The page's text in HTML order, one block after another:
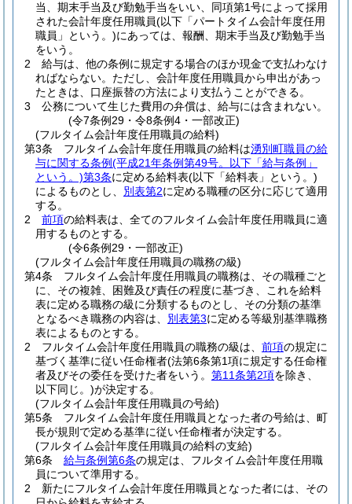
当、期末手当及び勤勉手当をいい、同項第1号によって採用
された会計年度任用職員(以下「パートタイム会計年度任用
職員」という。)にあっては、報酬、期末手当及び勤勉手当
をいう。
2
給与は、他の条例に規定する場合のほか現金で支払わなけ
ればならない。 ただし、会計年度任用職員から申出があっ
たときは、口座振替の方法により支払うことができる。
3
公務について生じた費用の弁償は、給与には含まれない。
(令7条例29・令8条例4・一部改正)
(フルタイム会計年度任用職員の給料)
第3条
フルタイム会計年度任用職員の給料は湧別町職員の給
与に関する条例(平成21年条例第49号。以下「給与条例」
という。)第3条に定める給料表(以下「給料表」という。)
によるものとし、 別表第2に定める職種の区分に応じて適用
する。
2
前項の給料表は、全てのフルタイム会計年度任用職員に適
用するものとする。
(令6条例29・一部改正)
(フルタイム会計年度任用職員の職務の級)
第4条
フルタイム会計年度任用職員の職務は、その職種ごと
に、その複雑、困難及び責任の程度に基づき、これを給料
表に定める職務の級に分類するものとし、その分類の基準
となるべき職務の内容は、 別表第3に定める等級別基準職務
表によるものとする。
2
フルタイム会計年度任用職員の職務の級は、 前項の規定に
基づく基準に従い任命権者(法第6条第1項に規定する任命権
者及びその委任を受けた者をいう。 第11条第2項を除き、
以下同じ。)が決定する。
(フルタイム会計年度任用職員の号給)
第5条
フルタイム会計年度任用職員となった者の号給は、町
長が規則で定める基準に従い任命権者が決定する。
(フルタイム会計年度任用職員の給料の支給)
第6条
給与条例第6条の規定は、フルタイム会計年度任用職
員について準用する。
2
新たにフルタイム会計年度任用職員となった者には、その